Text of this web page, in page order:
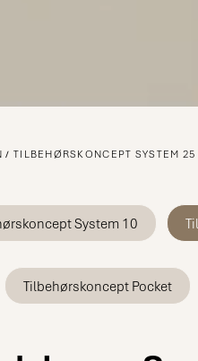
TILBEHØRSKONCEPT SYSTEM 25
System 10
Tilbehørskoncept Pocket